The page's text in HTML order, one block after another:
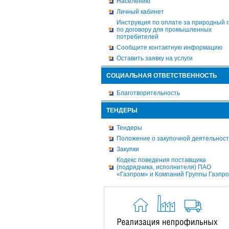
Личный кабинет
Инструкция по оплате за природный
по договору для промышленных
потребителей
Сообщите контактную информацию
Оставить заявку на услуги
СОЦИАЛЬНАЯ ОТВЕТСТВЕННОСТЬ
Благотворительность
ТЕНДЕРЫ
Тендеры
Положение о закупочной
Закупки
Кодекс поведения поставщика
(подрядчика, исполнителя) ПАО
«Газпром» и Компаний Группы